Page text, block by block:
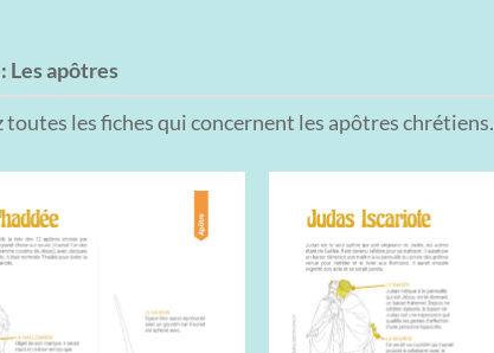
Les apôtres
toutes les fiches qui concernent les apôtres chrétiens.